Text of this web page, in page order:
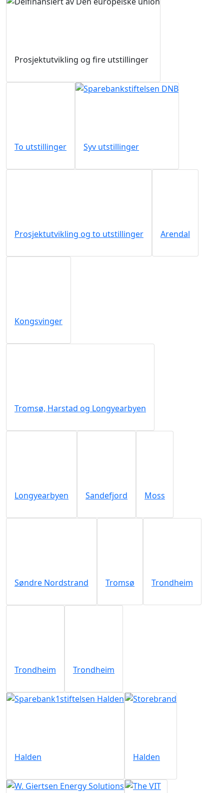
Prosjektutvikling og fire utstillinger
To utstillinger Syv utstillinger
Prosjektutvikling og to utstillinger Arendal
Kongsvinger
Tromsø, Harstad og Longyearbyen
Longyearbyen Sandefjord Moss
Søndre Nordstrand Tromsø Trondheim
Trondheim Trondheim
Halden Halden